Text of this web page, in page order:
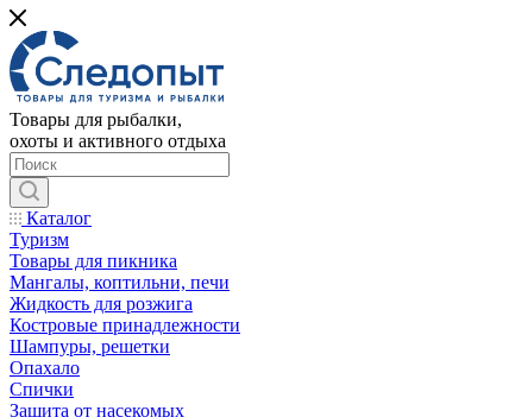
Товары для рыбалки,
охоты и активного отдыха
Каталог
Туризм
Товары для пикника
Мангалы, коптильни, печи
Жидкость для розжига
Костровые принадлежности
Шампуры, решетки
Опахало
Спички
Защита от насекомых